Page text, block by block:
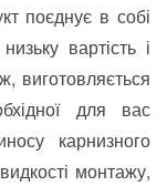
поєднує в собі
вартість і
виготовляється
для вас
карнизного
монтажу,